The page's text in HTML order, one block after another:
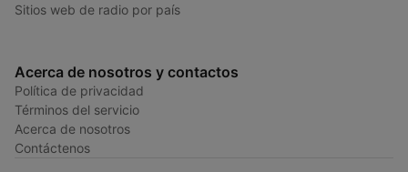
Sitios web de radio por país
Acerca de nosotros y contactos
Política de privacidad
Términos del servicio
Acerca de nosotros
Contáctenos